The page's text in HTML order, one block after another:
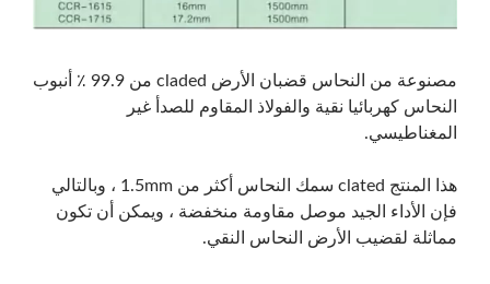
مصنوعة من النحاس قضبان الأرض claded من 99.9 ٪ أنبوب
النحاس كهربائيا نقية والفولاذ المقاوم للصدأ غير
المغناطيسي.
هذا المنتج clated سمك النحاس أكثر من 1.5mm ، وبالتالي
فإن الأداء الجيد موصل مقاومة منخفضة ، ويمكن أن تكون
مماثلة لقضيب الأرض النحاس النقي.